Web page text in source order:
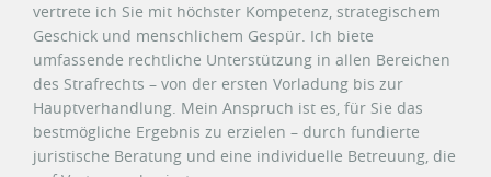
vertrete ich Sie mit höchster Kompetenz, strategischem
Geschick und menschlichem Gespür. Ich biete
umfassende rechtliche Unterstützung in allen Bereichen
des Strafrechts – von der ersten Vorladung bis zur
Hauptverhandlung. Mein Anspruch ist es, für Sie das
bestmögliche Ergebnis zu erzielen – durch fundierte
juristische Beratung und eine individuelle Betreuung, die